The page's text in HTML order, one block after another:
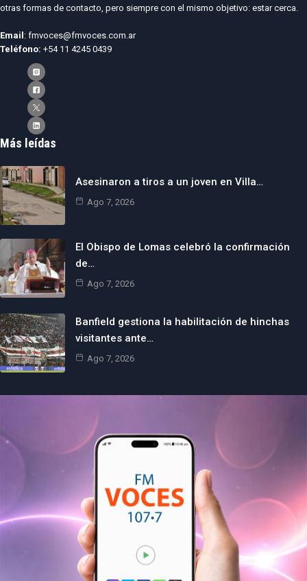
otras formas de contacto, pero siempre con el mismo objetivo: estar cerca.
Email : fmvoces@fmvoces.com.ar
Teléfono: +54 11 4245 0439
Más leídas
Asesinaron a tiros a un joven en Villa…
Ago 7, 2026
El Obispo de Lomas celebró la confirmación
de…
Ago 7, 2026
Banfield gestiona la habilitación de hinchas
visitantes ante…
Ago 7, 2026